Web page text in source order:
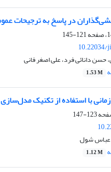
در پاسخ به ترجیحات
121-145
10.22034/
دانائی فرد، علی اصغر فانی
1.53 M
با استفاده از تکنیک
123-147
عباس شول
1.12 M